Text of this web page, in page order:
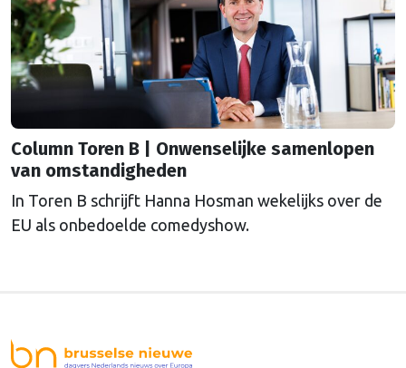
Column Toren B | Onwenselijke samenlopen
van omstandigheden
In Toren B schrijft Hanna Hosman wekelijks over de
EU als onbedoelde comedyshow.